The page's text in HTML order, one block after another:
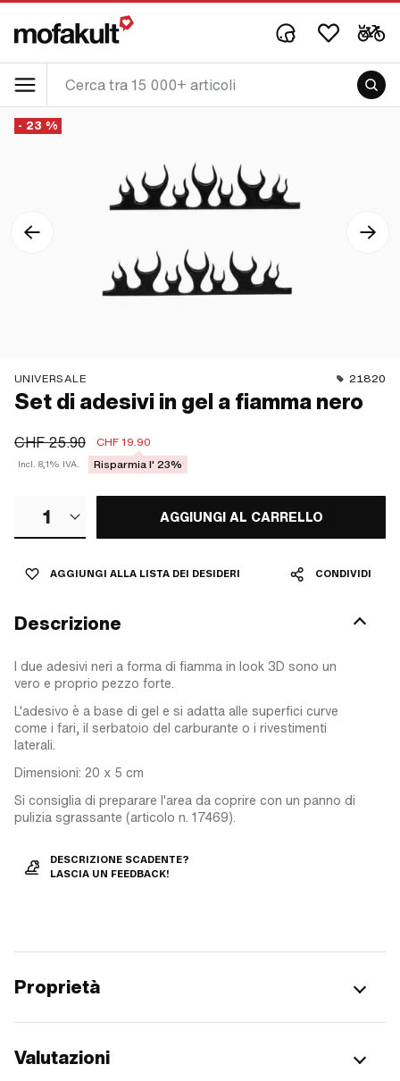
- 23 %
UNIVERSALE 21820
Set di adesivi in gel a fiamma nero
CHF 25.90 CHF 19.90
Incl. 8,1% IVA. Risparmia l' 23%
1 AGGIUNGI AL CARRELLO
AGGIUNGI ALLA LISTA DEI DESIDERI CONDIVIDI
Descrizione
I due adesivi neri a forma di fiamma in look 3D sono un
vero e proprio pezzo forte.
L'adesivo è a base di gel e si adatta alle superfici curve
come i fari, il serbatoio del carburante o i rivestimenti
laterali.
Dimensioni: 20 x 5 cm
Si consiglia di preparare l'area da coprire con un panno di
pulizia sgrassante (articolo n. 17469).
DESCRIZIONE SCADENTE?
LASCIA UN FEEDBACK!
Proprietà
Valutazioni